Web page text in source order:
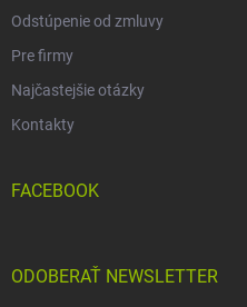
Odstúpenie od zmluvy
Pre firmy
Najčastejšie otázky
Kontakty
FACEBOOK
ODOBERAŤ NEWSLETTER